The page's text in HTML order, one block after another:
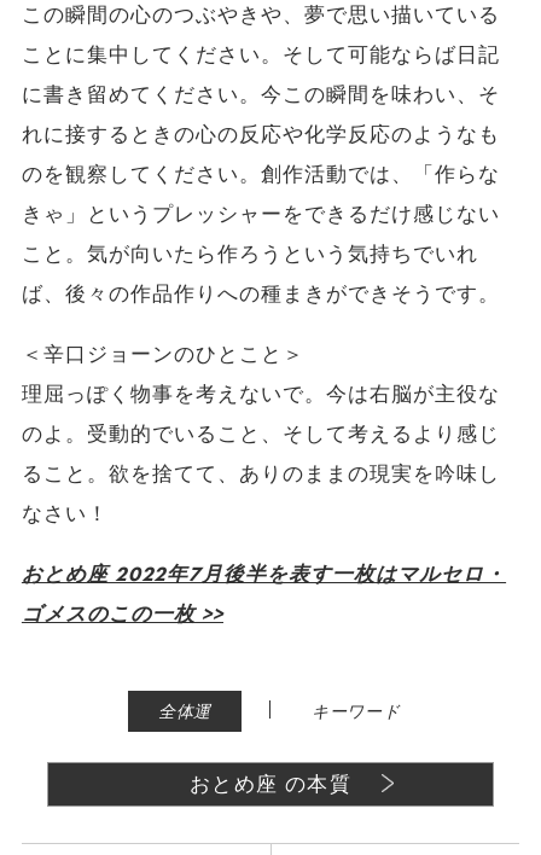
この瞬間の心のつぶやきや、夢で思い描いている
ことに集中してください。そして可能ならば日記
に書き留めてください。今この瞬間を味わい、そ
れに接するときの心の反応や化学反応のようなも
のを観察してください。創作活動では、「作らな
きゃ」というプレッシャーをできるだけ感じない
こと。気が向いたら作ろうという気持ちでいれ
ば、後々の作品作りへの種まきができそうです。
＜辛口ジョーンのひとこと＞
理屈っぽく物事を考えないで。今は右脳が主役な
のよ。受動的でいること、そして考えるより感じ
ること。欲を捨てて、ありのままの現実を吟味し
なさい！
おとめ座 2022年7月後半を表す一枚はマルセロ・
ゴメスのこの一枚 >>
全体運 | キーワード
おとめ座 の本質